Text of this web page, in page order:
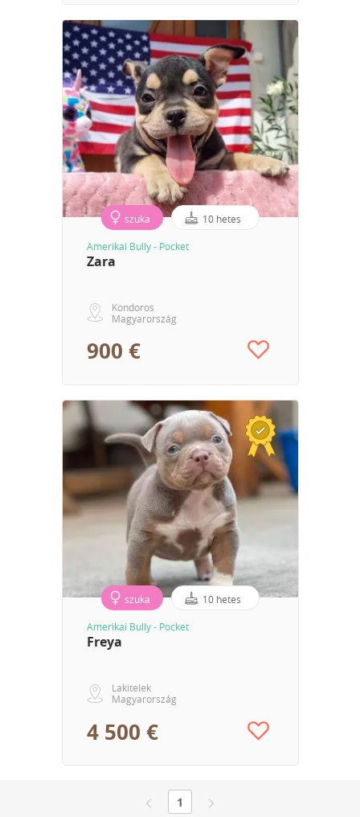
szuka 10 hetes
Amerikai Bully - Pocket
Zara
Kondoros
Magyarország
900 €
szuka 10 hetes
Amerikai Bully - Pocket
Freya
Lakitelek
Magyarország
4 500 €
1